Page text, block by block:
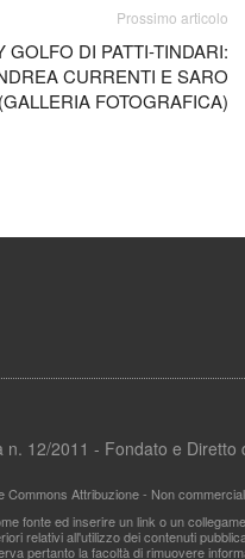
Prossimo articolo
GOLFO DI PATTI-TINDARI:
CURRENTI E SARO
FOTOGRAFICA)
12/2011 - Fondato e Diretto
Attribuzione - Non
fonte ed inserire un link o un
relativi all'utilizzo dei contenuti
pertanto la facoltà di rimuovere